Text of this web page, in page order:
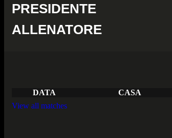
PRESIDENTE
ALLENATORE
DATA CASA
View all matches